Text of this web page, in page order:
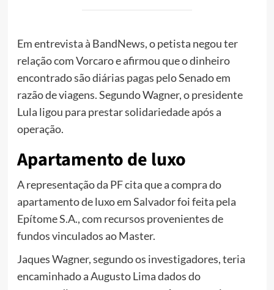
Em entrevista à BandNews, o petista negou ter
relação com Vorcaro e afirmou que o dinheiro
encontrado são diárias pagas pelo Senado em
razão de viagens. Segundo Wagner, o presidente
Lula ligou para prestar solidariedade após a
operação.
Apartamento de luxo
A representação da PF cita que a compra do
apartamento de luxo em Salvador foi feita pela
Epítome S.A., com recursos provenientes de
fundos vinculados ao Master.
Jaques Wagner, segundo os investigadores, teria
encaminhado a Augusto Lima dados do